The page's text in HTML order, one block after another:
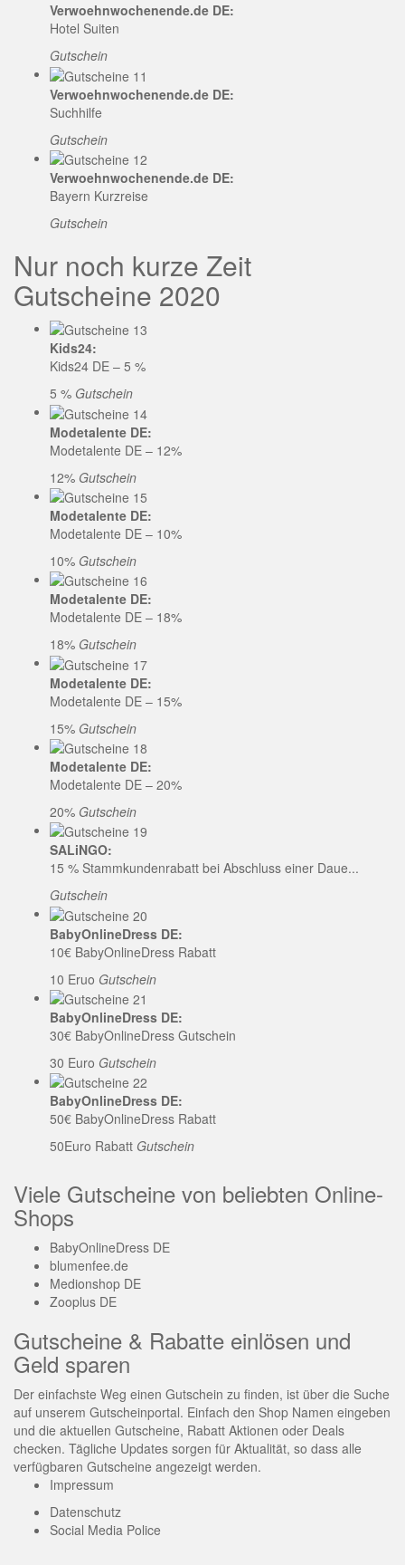
Verwoehnwochenende.de DE:
Hotel Suiten
Gutschein
Verwoehnwochenende.de DE:
Suchhilfe
Gutschein
Verwoehnwochenende.de DE:
Bayern Kurzreise
Gutschein
Nur noch kurze Zeit
Gutscheine 2020
Kids24:
Kids24 DE – 5 %
5 % Gutschein
Modetalente DE:
Modetalente DE – 12%
12% Gutschein
Modetalente DE:
Modetalente DE – 10%
10% Gutschein
Modetalente DE:
Modetalente DE – 18%
18% Gutschein
Modetalente DE:
Modetalente DE – 15%
15% Gutschein
Modetalente DE:
Modetalente DE – 20%
20% Gutschein
SALiNGO:
15 % Stammkundenrabatt bei Abschluss einer Daue...
Gutschein
BabyOnlineDress DE:
10€ BabyOnlineDress Rabatt
10 Eruo Gutschein
BabyOnlineDress DE:
30€ BabyOnlineDress Gutschein
30 Euro Gutschein
BabyOnlineDress DE:
50€ BabyOnlineDress Rabatt
50Euro Rabatt Gutschein
Viele Gutscheine von beliebten Online-
Shops
BabyOnlineDress DE
blumenfee.de
Medionshop DE
Zooplus DE
Gutscheine & Rabatte einlösen und
Geld sparen
Der einfachste Weg einen Gutschein zu finden, ist über die Suche
auf unserem Gutscheinportal. Einfach den Shop Namen eingeben
und die aktuellen Gutscheine, Rabatt Aktionen oder Deals
checken. Tägliche Updates sorgen für Aktualität, so dass alle
verfügbaren Gutscheine angezeigt werden.
Impressum
Datenschutz
Social Media Police